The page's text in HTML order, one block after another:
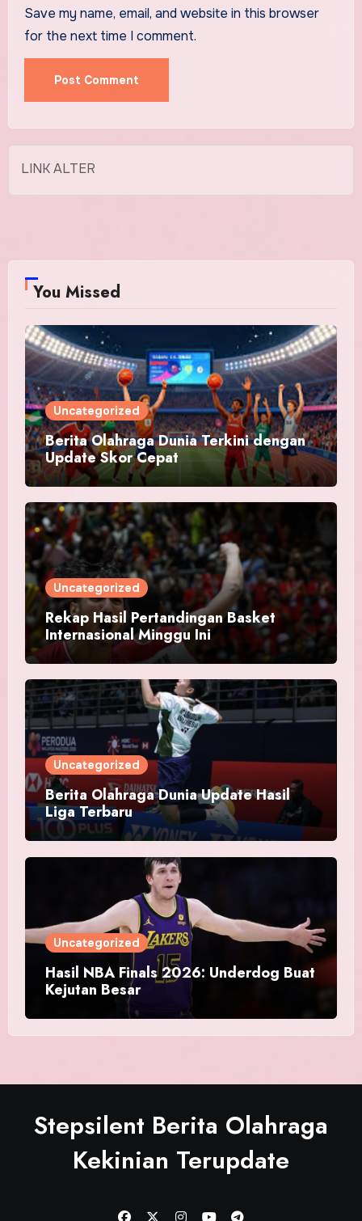
Save my name, email, and website in this browser
for the next time I comment.
LINK ALTER
You Missed
Uncategorized
Berita Olahraga Dunia Terkini dengan
Update Skor Cepat
Uncategorized
Rekap Hasil Pertandingan Basket
Internasional Minggu Ini
Uncategorized
Berita Olahraga Dunia Update Hasil
Liga Terbaru
Uncategorized
Hasil NBA Finals 2026: Underdog Buat
Kejutan Besar
Stepsilent Berita Olahraga
Kekinian Terupdate